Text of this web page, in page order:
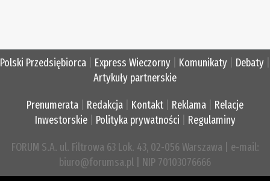
Polski Przedsiębiorca Express Wieczorny Komunikaty Debaty
Artykuły partnerskie
Prenumerata Redakcja Kontakt Reklama
Relacje
Inwestorskie| Polityka prywatności Regulaminy
FORUM S.A. ul. Filtrowa 63 Lok. 43, 02-056 Warszawa | e-mail:
biuro@forumsa.pl | NIP 70103076666